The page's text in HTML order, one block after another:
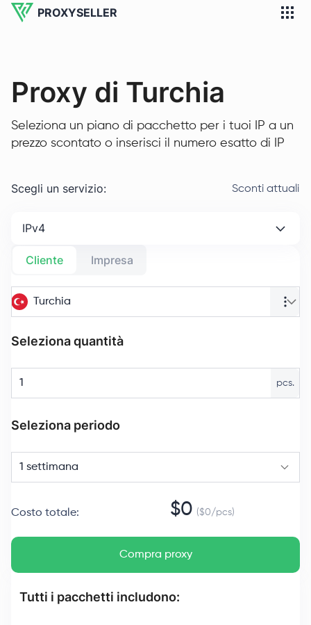
PROXYSELLER
Proxy di Turchia
Seleziona un piano di pacchetto per i tuoi IP a un
prezzo scontato o inserisci il numero esatto di IP
Scegli un servizio: Sconti attuali
IPv4
Cliente Impresa
Turchia
Seleziona quantità
pcs.
Seleziona periodo
1 settimana
Costo totale: $0 ($0/pcs)
Compra proxy
Tutti i pacchetti includono: